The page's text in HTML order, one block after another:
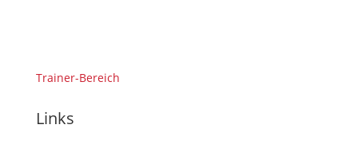
Trainer-Bereich
Links